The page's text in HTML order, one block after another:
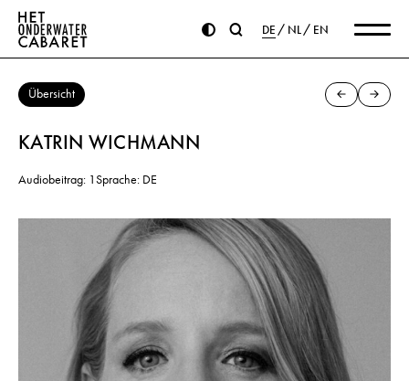
DE NL EN
Übersicht
KATRIN WICHMANN
Audiobeitrag: 1Sprache: DE